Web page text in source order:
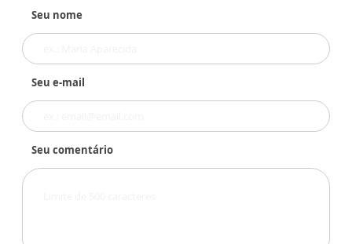
Seu nome
Seu e-mail
Seu comentário